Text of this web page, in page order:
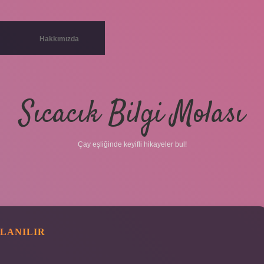
Hakkımızda
Sıcacık Bilgi Molası
Çay eşliğinde keyifli hikayeler bul!